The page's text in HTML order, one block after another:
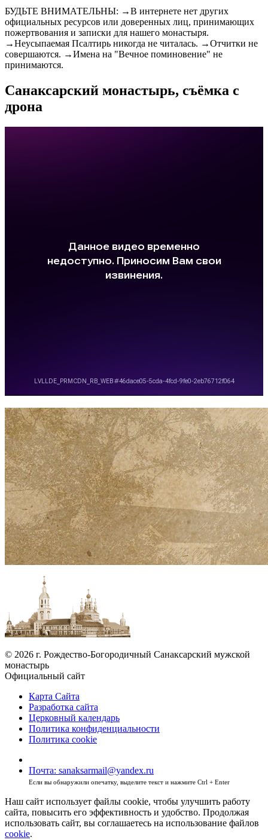
БУДЬТЕ ВНИМАТЕЛЬНЫ: →В интернете нет других
официальных ресурсов или доверенных лиц, принимающих
пожертвования и записки для нашего монастыря.
→Неусыпаемая Псалтирь никогда не читалась. →Отчитки не
совершаются. →Имена на "Вечное поминовение" не
принимаются.
Санаксарский монастырь, съёмка с
дрона
© 2026 г. Рождество-Богородичный Санаксарский мужской
монастырь
Официальный сайт
Карта Сайта
Разработка сайта
Церковный календарь
Политика конфиденциальности
Политика cookie
Почта: sanaksarmail@yandex.ru
Если вы обнаружили опечатку, выделите текст и нажмите Ctrl + Enter
Наш сайт использует файлы cookie, чтобы улучшить работу
сайта, повысить его эффективность и удобство. Продолжая
использовать сайт, вы соглашаетесь на использование файлов
cookie.